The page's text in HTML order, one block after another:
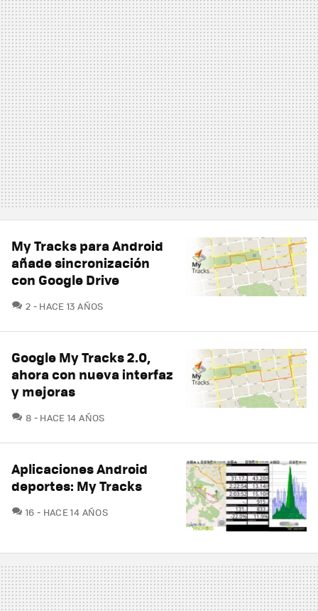
My Tracks para Android
añade sincronización
con Google Drive
2 COMENTARIOS
HACE 13 AÑOS
Google My Tracks 2.0,
ahora con nueva interfaz
y mejoras
8 COMENTARIOS
HACE 14 AÑOS
Aplicaciones Android
deportes: My Tracks
16 COMENTARIOS
HACE 14 AÑOS